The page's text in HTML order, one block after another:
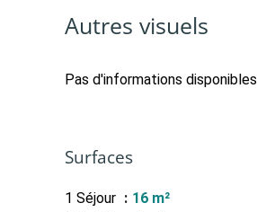
Autres visuels
Pas d'informations disponibles
Surfaces
1 Séjour
16 m²